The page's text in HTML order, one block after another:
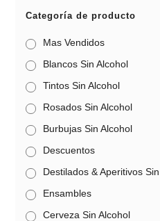
Categoría de producto
Mas Vendidos
Blancos Sin Alcohol
Tintos Sin Alcohol
Rosados Sin Alcohol
Burbujas Sin Alcohol
Descuentos
Destilados & Aperitivos
Ensambles
Cerveza Sin Alcohol